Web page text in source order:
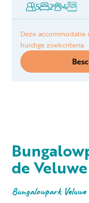
5
2 4
Deze accommodatie
huidige zoekcriteria.
de Veluwe
Bungalowpark Veluwe